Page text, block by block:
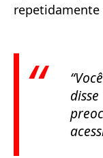
repetidamente